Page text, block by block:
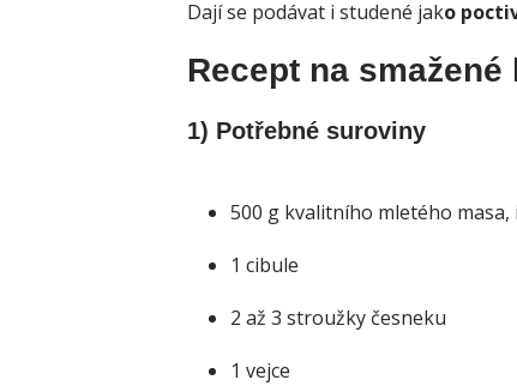
Dají se podávat i studené jako
Recept na
1) Potřebné suroviny
500 g kvalitního mletého
1 cibule
2 až 3 stroužky česneku
1 vejce